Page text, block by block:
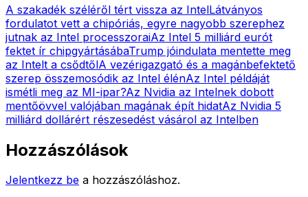
A szakadék széléről tért vissza az IntelLátványos
fordulatot vett a chipóriás, egyre nagyobb szerephez
jutnak az Intel processzoraiAz Intel 5 milliárd eurót
fektet ír chipgyártásábaTrump jóindulata mentette meg
az Intelt a csődtőlA vezérigazgató és a magánbefektető
szerep összemosódik az Intel élénAz Intel példáját
ismétli meg az MI-ipar?Az Nvidia az Intelnek dobott
mentőövvel valójában magának épít hidatAz Nvidia 5
milliárd dollárért részesedést vásárol az Intelben
Hozzászólások
Jelentkezz be a hozzászóláshoz.